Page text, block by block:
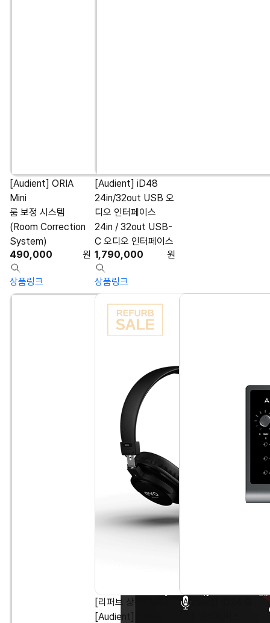
[Audient] ORIA
Mini
룸 보정 시스템
(Room Correction
System)
490,000
원
상품링크
[Audient] iD48
24in/32out USB 오
디오 인터페이스
24in / 32out USB-
C 오디오 인터페이스
1,790,000
원
상품링크
[리퍼브 상품/ 개봉]
[Audient] EVO4
[Audient] iD24 오